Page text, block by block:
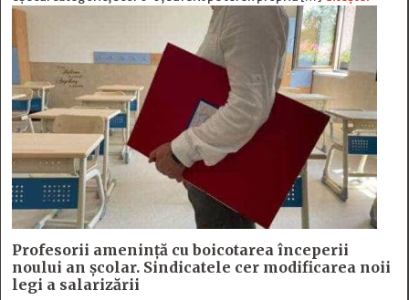
Profesorii amenință cu boicotarea începerii
noului an școlar. Sindicatele cer modificarea noii
legi a salarizării